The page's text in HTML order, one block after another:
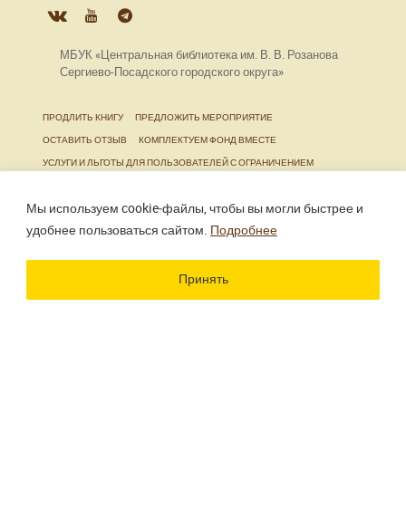
Мы используем cookie‑файлы, чтобы вы могли быстрее и
удобнее пользоваться сайтом. Подробнее
Принять
МБУК «Центральная библиотека им. В. В. Розанова
Сергиево-Посадского городского округа»
ПРОДЛИТЬ КНИГУ
ПРЕДЛОЖИТЬ МЕРОПРИЯТИЕ
ОСТАВИТЬ ОТЗЫВ
КОМПЛЕКТУЕМ ФОНД ВМЕСТЕ
УСЛУГИ И ЛЬГОТЫ ДЛЯ ПОЛЬЗОВАТЕЛЕЙ С ОГРАНИЧЕНИЕМ
ЖИЗНЕДЕЯТЕЛЬНОСТИ
Использование материалов сайта разрешено только
при наличии активной ссылки.